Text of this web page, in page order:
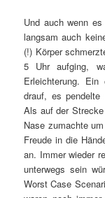
Und auch wenn
langsam auch
(!) Körper
5 Uhr aufging,
Erleichterung.
drauf, es
Als auf der
Nase zumachte
Freude in die
an. Immer wieder
unterwegs sein
Worst Case